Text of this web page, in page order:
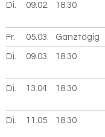
Di. 09.02. 2027
18.30
Fr. 05.03. 2027
Ganztägig
Di. 09.03. 2027
18.30
Di. 13.04. 2027
18.30
Di. 11.05. 2027
18.30